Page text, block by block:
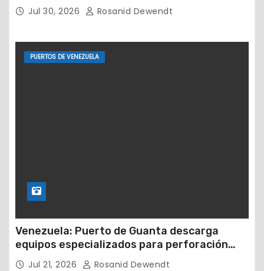
Jul 30, 2026 Rosanid Dewendt
PUERTOS DE VENEZUELA
Venezuela: Puerto de Guanta descarga
equipos especializados para perforación
petrolera
Jul 21, 2026 Rosanid Dewendt